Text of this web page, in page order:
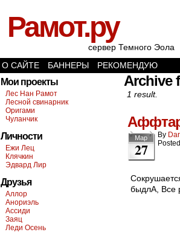
Рамот.ру
сервер Темного Эола
О САЙТЕ
БАННЕРЫ РЕКОМЕНДУЮ
Мои проекты
Лес Нан Рамот
Лесной свинарник
Оригами
Чуланчик
Личности
Ежи Лец
Клячкин
Эдвард Лир
Друзья
Аллор
Анориэль
Ассиди
Заяц
Леди Осень
Archive
1 result.
Мар
27
By
быдлА, Все